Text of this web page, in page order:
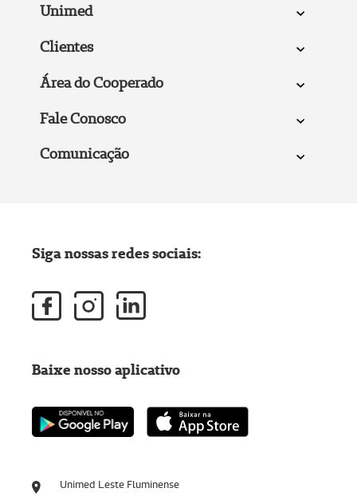
Unimed
Clientes
Área do Cooperado
Fale Conosco
Comunicação
Unimed Leste Fluminense
Siga nossas redes sociais:
Baixe nosso aplicativo